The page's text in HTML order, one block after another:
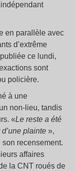
en parallèle avec
d’extrême
publiée ce lundi,
sont
policière.
à une
non-lieu, tandis
«Le reste a été
plainte »,
recensement.
affaires
la CNT roués de